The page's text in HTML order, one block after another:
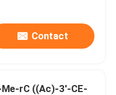
Contact
rC ((Ac)-3'-CE-